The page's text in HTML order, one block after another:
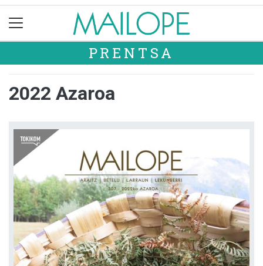
PRENTSA
2022 Azaroa